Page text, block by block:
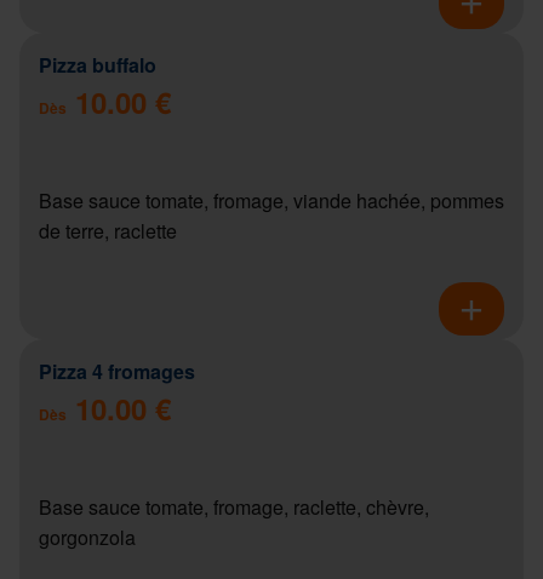
Pizza buffalo
Dès 10.00 €
Base sauce tomate, fromage, viande hachée, pommes
de terre, raclette
Pizza 4 fromages
Dès 10.00 €
Base sauce tomate, fromage, raclette, chèvre,
gorgonzola